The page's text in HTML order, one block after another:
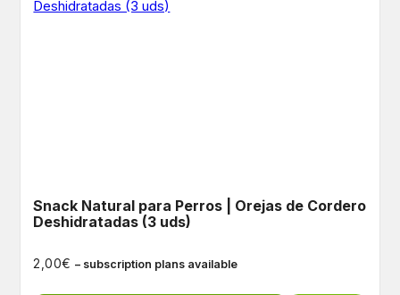
Snack Natural para Perros | Orejas de Cordero
Deshidratadas (3 uds)
2,00€ – subscription plans available